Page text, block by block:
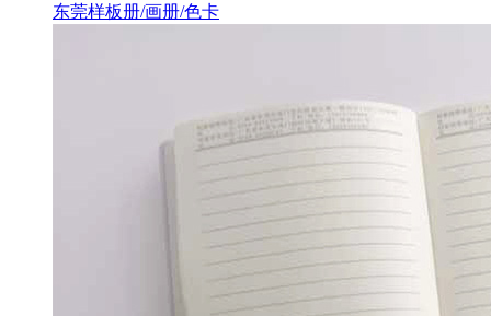
东莞样板册/画册/色卡